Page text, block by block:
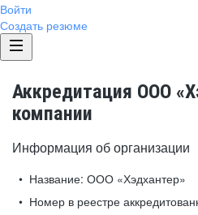
Войти
Создать резюме
Аккредитация ООО
компании
Информация об организации
Название: ООО «Хэдхантер»
Номер в реестре